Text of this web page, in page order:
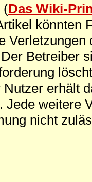
(Das Wiki-
könnten
Betreiber
erhält
Jede weitere
nicht